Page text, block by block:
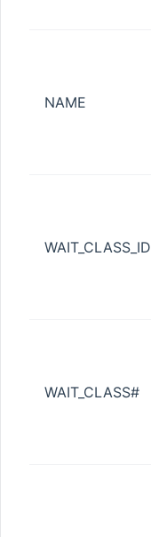
NAME
WAIT_CLASS_ID
WAIT_CLASS#